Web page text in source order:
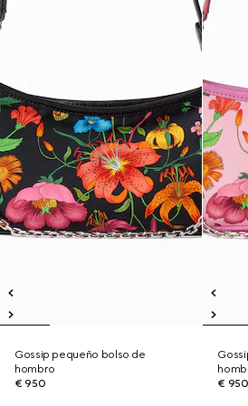
Gossip pequeño bolso de
hombro
€ 950
€ 950